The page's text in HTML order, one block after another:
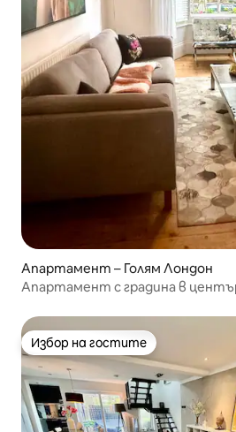
Апартамент – Голям Лондон
Апартамент с градина в
Избор на гостите
Избор на гостите